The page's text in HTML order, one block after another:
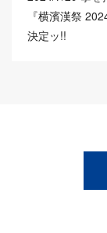
『横濱漢祭
決定ッ!!